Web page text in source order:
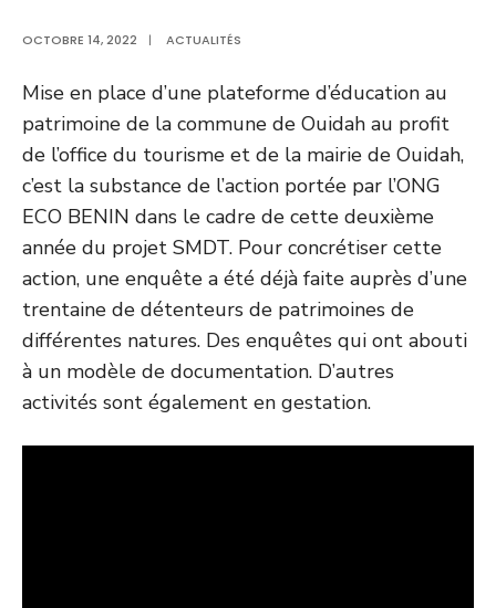
OCTOBRE 14, 2022 | ACTUALITÉS
Mise en place d’une plateforme d’éducation au
patrimoine de la commune de Ouidah au profit
de l’office du tourisme et de la mairie de Ouidah,
c’est la substance de l’action portée par l’ONG
ECO BENIN dans le cadre de cette deuxième
année du projet SMDT. Pour concrétiser cette
action, une enquête a été déjà faite auprès d’une
trentaine de détenteurs de patrimoines de
différentes natures. Des enquêtes qui ont abouti
à un modèle de documentation. D’autres
activités sont également en gestation.